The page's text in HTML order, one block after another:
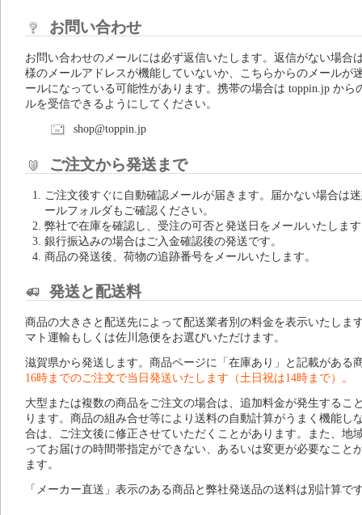
お問い合わせ
お問い合わせのメールには必ず返信いたします。返信がない場合
様のメールアドレスが機能していないか、こちらからのメールが
ールになっている可能性があります。携帯の場合は toppin.jp から
ルを受信できるようにしてください。
shop@toppin.jp
ご注文から発送まで
ご注文後すぐに自動確認メールが届きます。届かない場合は
ールフォルダもご確認ください。
弊社で在庫を確認し、受注の可否と発送日をメールいたしま
銀行振込みの場合はご入金確認後の発送です。
商品の発送後、荷物の追跡番号をメールいたします。
発送と配送料
商品の大きさと配送先によって配送業者別の料金を表示いたしま
マト運輸もしくは佐川急便をお選びいただけます。
滋賀県から発送します。商品ページに「在庫あり」と記載がある
16時までのご注文で当日発送いたします（土日祝は14時まで）。
大型または複数の商品をご注文の場合は、追加料金が発生するこ
ります。商品の組み合せ等により送料の自動計算がうまく機能し
合は、ご注文後に修正させていただくことがあります。また、地
ってお届けの時間帯指定ができない、あるいは変更が必要なこと
ます。
「メーカー直送」表示のある商品と弊社発送品の送料は別計算で